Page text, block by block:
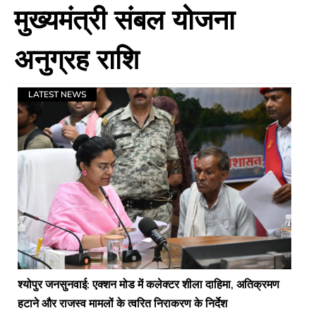
मुख्यमंत्री संबल योजना
अनुग्रह राशि
LATEST NEWS
श्योपुर जनसुनवाई: एक्शन मोड में कलेक्टर शीला दाहिमा, अतिक्रमण
हटाने और राजस्व मामलों के त्वरित निराकरण के निर्देश